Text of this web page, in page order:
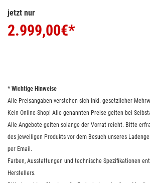
jetzt nur
2.999,00€*
* Wichtige Hinweise
Alle Preisangaben verstehen sich inkl. gesetzlicher
Kein Online-Shop! Alle genannten Preise gelten bei
Alle Angebote gelten solange der Vorrat reicht. Bitte
des jeweiligen Produkts vor dem Besuch unseres
per Email.
Farben, Ausstattungen und technische Spezifikationen
Herstellers.